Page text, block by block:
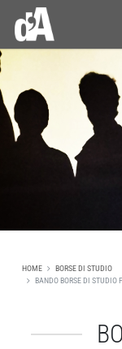
HOME
BORSE DI STUDIO
BANDO BORSE DI STUDIO